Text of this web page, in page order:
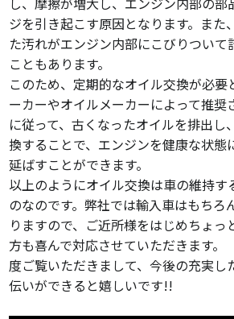
ジを引き起こす原因となります。また
た汚れがエンジン内部にこびりついて
こともあります。
このため、定期的なオイル交換が必要
ーカーやオイルメーカーによって推奨
に従って、古くなったオイルを排出し
換することで、エンジンを健康な状態
延ばすことができます。
以上のようにオイル交換は車の維持す
のなのです。弊社では輸入車はもちろ
りますので、ご近所様をはじめちょっ
方も喜んで対応させていただきます
度ご覧いただきまして、今後の充実し
伝いができると嬉しいです!!